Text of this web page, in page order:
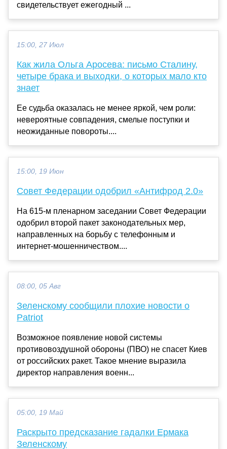
свидетельствует ежегодный ...
15:00, 27 Июл
Как жила Ольга Аросева: письмо Сталину,
четыре брака и выходки, о которых мало кто
знает
Ее судьба оказалась не менее яркой, чем роли:
невероятные совпадения, смелые поступки и
неожиданные повороты....
15:00, 19 Июн
Совет Федерации одобрил «Антифрод 2.0»
На 615-м пленарном заседании Совет Федерации
одобрил второй пакет законодательных мер,
направленных на борьбу с телефонным и
интернет-мошенничеством....
08:00, 05 Авг
Зеленскому сообщили плохие новости о
Patriot
Возможное появление новой системы
противовоздушной обороны (ПВО) не спасет Киев
от российских ракет. Такое мнение выразила
директор направления военн...
05:00, 19 Май
Раскрыто предсказание гадалки Ермака
Зеленскому